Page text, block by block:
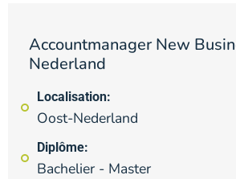
Accountmanager New
Nederland
Localisation:
Oost-Nederland
Diplôme:
Bachelier - Master